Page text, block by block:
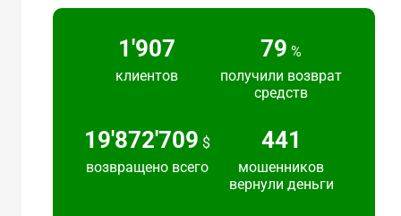
2'217
клиентов
91 %
получили возврат
средств
24'383'692 $
возвращено всего
540
мошенников
вернули деньги